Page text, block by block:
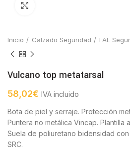
Inicio Calzado Seguridad FAL
Vulcano top metatarsal
58,02€ IVA incluido
Bota de piel y serraje. Protección
Puntera no metálica Vincap. Plantilla
Suela de poliuretano bidensidad
SRC.